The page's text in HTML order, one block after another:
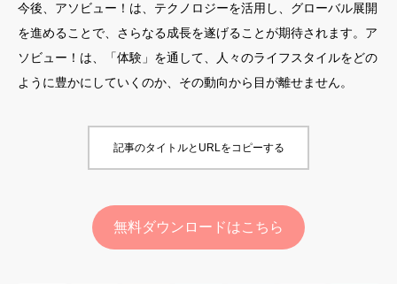
今後、アソビュー！は、テクノロジーを活用し、グローバル展開
を進めることで、さらなる成長を遂げることが期待されます。ア
ソビュー！は、「体験」を通して、人々のライフスタイルをどの
ように豊かにしていくのか、その動向から目が離せません。
記事のタイトルとURLをコピーする
無料ダウンロードはこちら